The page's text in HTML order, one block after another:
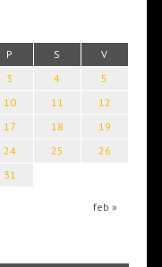
P S V
feb »
3 4
5
10 11
12
17 18
19
24 25
26
31